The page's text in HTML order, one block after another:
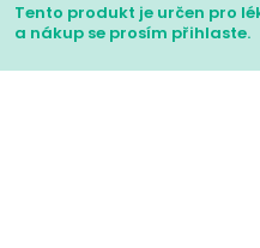
Tento produkt je určen pro
a nákup se prosím přihlaste.